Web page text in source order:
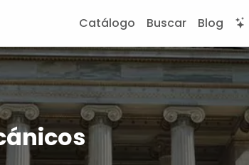
Catálogo Buscar Blog